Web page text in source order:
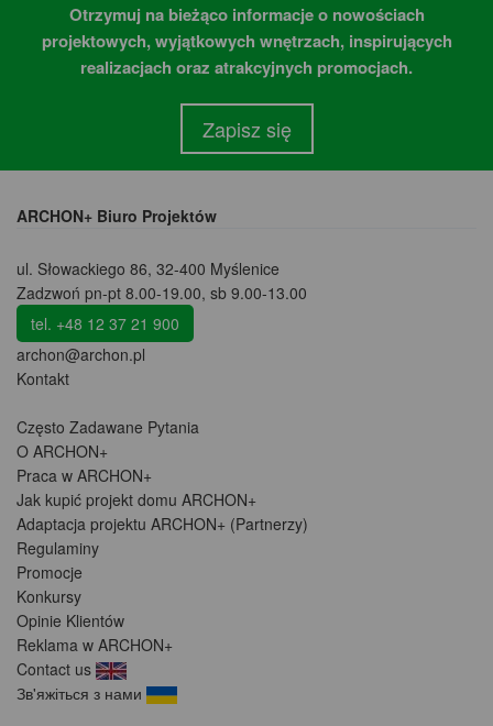
Otrzymuj na bieżąco informacje o nowościach
projektowych, wyjątkowych wnętrzach, inspirujących
realizacjach oraz atrakcyjnych promocjach.
Zapisz się
ARCHON+ Biuro Projektów
ul. Słowackiego 86, 32-400 Myślenice
Zadzwoń pn-pt 8.00-19.00, sb 9.00-13.00
tel. +48 12 37 21 900
archon@archon.pl
Kontakt
Często Zadawane Pytania
O ARCHON+
Praca w ARCHON+
Jak kupić projekt domu ARCHON+
Adaptacja projektu ARCHON+ (Partnerzy)
Regulaminy
Promocje
Konkursy
Opinie Klientów
Reklama w ARCHON+
Contact us
Зв'яжіться з нами